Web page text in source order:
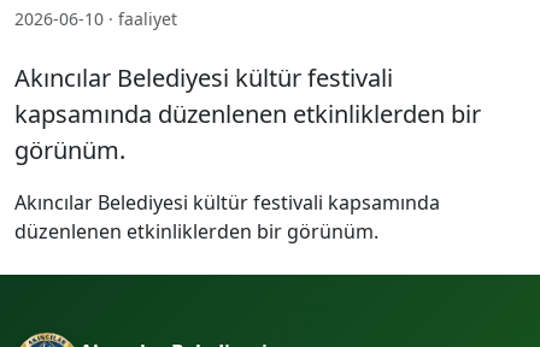
2026-06-10 · faaliyet
Akıncılar Belediyesi kültür festivali
kapsamında düzenlenen etkinliklerden bir
görünüm.
Akıncılar Belediyesi kültür festivali kapsamında
düzenlenen etkinliklerden bir görünüm.